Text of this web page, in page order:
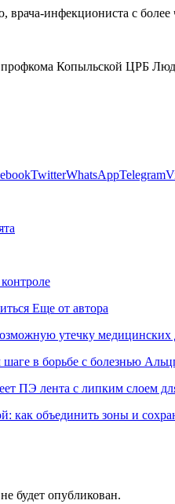
инфекциониста с
Копыльской ЦРБ
TwitterWhatsAppTelegram
Еще от автора
утечку
в борьбе с болезнью
ПЭ лента с липким слоем
как объединить зоны и
будет опубликован.